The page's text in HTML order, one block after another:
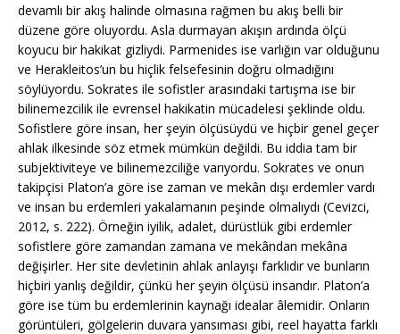
devamlı bir akış halinde olmasına rağmen bu akış belli bir
düzene göre oluyordu. Asla durmayan akışın ardında ölçü
koyucu bir hakikat gizliydi. Parmenides ise varlığın var olduğunu
ve Herakleitos’un bu hiçlik felsefesinin doğru olmadığını
söylüyordu. Sokrates ile sofistler arasındaki tartışma ise bir
bilinemezcilik ile evrensel hakikatin mücadelesi şeklinde oldu.
Sofistlere göre insan, her şeyin ölçüsüydü ve hiçbir genel geçer
ahlak ilkesinde söz etmek mümkün değildi. Bu iddia tam bir
subjektiviteye ve bilinemezciliğe varıyordu. Sokrates ve onun
takipçisi Platon’a göre ise zaman ve mekân dışı erdemler vardı
ve insan bu erdemleri yakalamanın peşinde olmalıydı (Cevizci,
2012, s. 222). Örneğin iyilik, adalet, dürüstlük gibi erdemler
sofistlere göre zamandan zamana ve mekândan mekâna
değişirler. Her site devletinin ahlak anlayışı farklıdır ve bunların
hiçbiri yanlış değildir, çünkü her şeyin ölçüsü insandır. Platon’a
göre ise tüm bu erdemlerinin kaynağı idealar âlemidir. Onların
görüntüleri, gölgelerin duvara yansıması gibi, reel hayatta farklı